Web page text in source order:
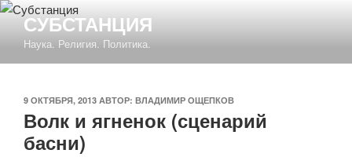
Перейти
содержимому
СУБСТАНЦИЯ
Наука. Религия. Политика.
ОПУБЛИКОВАНО
9 ОКТЯБРЯ, 2013 АВТОР: ВЛАДИМИР ОЩЕПКОВ
Волк и ягненок (сценарий
басни)